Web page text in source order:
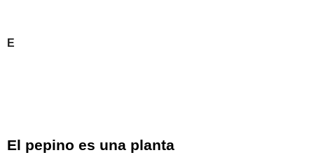
E
El pepino es una planta